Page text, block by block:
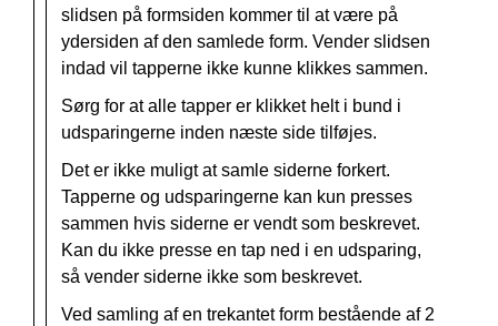
slidsen på formsiden kommer til at være på
ydersiden af den samlede form. Vender slidsen
indad vil tapperne ikke kunne klikkes sammen.
Sørg for at alle tapper er klikket helt i bund i
udsparingerne inden næste side tilføjes.
Det er ikke muligt at samle siderne forkert.
Tapperne og udsparingerne kan kun presses
sammen hvis siderne er vendt som beskrevet.
Kan du ikke presse en tap ned i en udsparing,
så vender siderne ikke som beskrevet.
Ved samling af en trekantet form bestående af 2